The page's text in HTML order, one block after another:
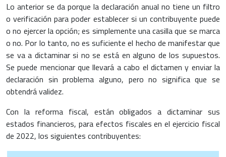
Lo anterior se da porque la declaración anual no tiene un filtro
o verificación para poder establecer si un contribuyente puede
o no ejercer la opción; es simplemente una casilla que se marca
o no. Por lo tanto, no es suficiente el hecho de manifestar que
se va a dictaminar si no se está en alguno de los supuestos.
Se puede mencionar que llevará a cabo el dictamen y enviar la
declaración sin problema alguno, pero no significa que se
obtendrá validez.
Con la reforma fiscal, están obligados a dictaminar sus
estados financieros, para efectos fiscales en el ejercicio fiscal
de 2022, los siguientes contribuyentes: